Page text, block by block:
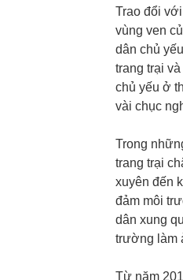
Trao đổi
vùng ven
dân chủ
trang trại
chủ yếu ở
vài chục
Trong
trang trại
xuyên đến
đảm môi
dân xung
trường làm
Từ năm